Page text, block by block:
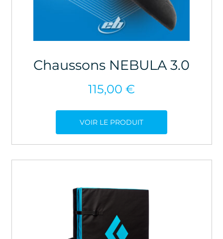
Chaussons NEBULA 3.0
115,00 €
VOIR LE PRODUIT